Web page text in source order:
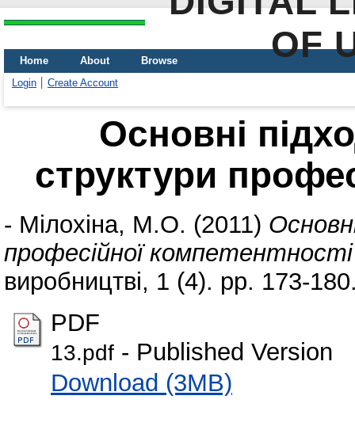
OF
Home About
Browse
Login
Create Account
Основні
структури
- Мілохіна, М.О. (2011)
професійної компетентності
виробництві, 1 (4). pp. 173-
PDF
13.pdf - Published Version
Download (3MB)